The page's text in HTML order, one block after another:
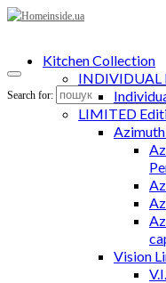
Search for:
Kitchen Collection
INDIVIDUAL
LIMITED
Vision